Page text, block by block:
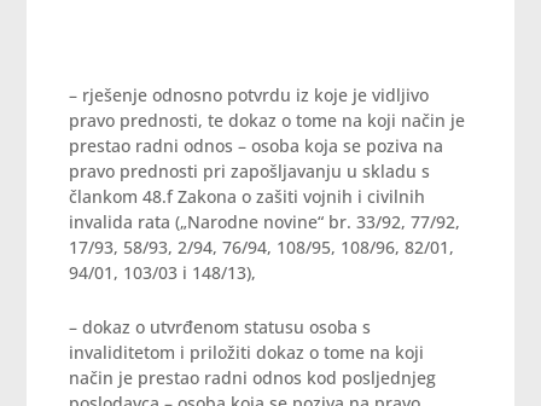
– rješenje odnosno potvrdu iz koje je vidljivo
pravo prednosti, te dokaz o tome na koji način je
prestao radni odnos – osoba koja se poziva na
pravo prednosti pri zapošljavanju u skladu s
člankom 48.f Zakona o zašiti vojnih i civilnih
invalida rata („Narodne novine“ br. 33/92, 77/92,
17/93, 58/93, 2/94, 76/94, 108/95, 108/96, 82/01,
94/01, 103/03 i 148/13),
– dokaz o utvrđenom statusu osoba s
invaliditetom i priložiti dokaz o tome na koji
način je prestao radni odnos kod posljednjeg